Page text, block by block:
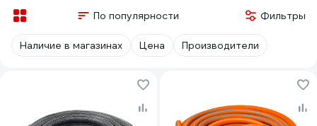
По популярности Фильтры
Наличие в магазинах Цена Производители